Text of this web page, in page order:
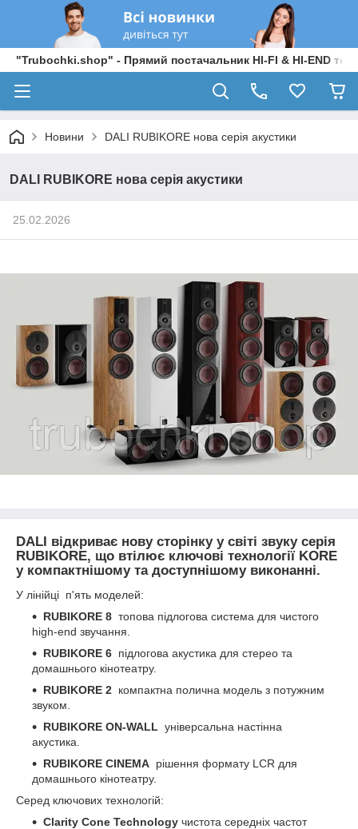
"Trubochki.shop" - Прямий постачальник HI-FI & HI-END
Новини DALI RUBIKORE нова серія акустики
DALI RUBIKORE нова серія акустики
25.02.2026
DALI відкриває нову сторінку у світі звуку серія
RUBIKORE, що втілює ключові технології KORE
у компактнішому та доступнішому виконанні.
У лінійці п'ять моделей:
RUBIKORE 8 топова підлогова система для чистого
high-end звучання.
RUBIKORE 6 підлогова акустика для стерео та
домашнього кінотеатру.
RUBIKORE 2 компактна полична модель з потужним
звуком.
RUBIKORE ON-WALL універсальна настінна
акустика.
RUBIKORE CINEMA рішення формату LCR для
домашнього кінотеатру.
Серед ключових технологій:
Clarity Cone Technology чистота середніх частот